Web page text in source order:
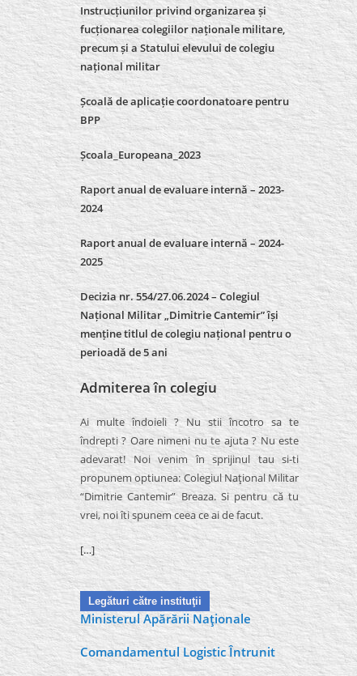
Instrucțiunilor privind organizarea și
fucționarea colegiilor naționale militare,
precum și a Statului elevului de colegiu
național militar
Școală de aplicație coordonatoare pentru
BPP
Școala_Europeana_2023
Raport anual de evaluare internă – 2023-
2024
Raport anual de evaluare internă –2024-
2025
Decizia nr. 554/27.06.2024 – Colegiul
Național Militar „Dimitrie Cantemir” își
menține titlul de colegiu național pentru o
perioadă de 5 ani
Admiterea în colegiu
Ai multe îndoieli ? Nu stii încotro sa te
îndrepti ? Oare nimeni nu te ajuta ? Nu este
adevarat! Noi venim în sprijinul tau si-ti
propunem optiunea: Colegiul Naţional Militar
“Dimitrie Cantemir” Breaza. Si pentru că tu
vrei, noi îti spunem ceea ce ai de facut.
[…]
Legături către instituţii
Ministerul Apărării Naţionale
Comandamentul Logistic Întrunit